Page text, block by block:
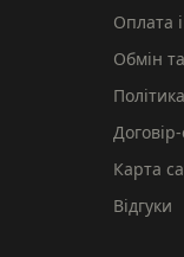
Оплата
Обмін
Карта
Відгуки